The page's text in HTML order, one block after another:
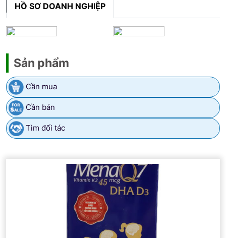
HỒ SƠ DOANH NGHIỆP
Sản phẩm
Cần mua
Cần bán
Tìm đối tác